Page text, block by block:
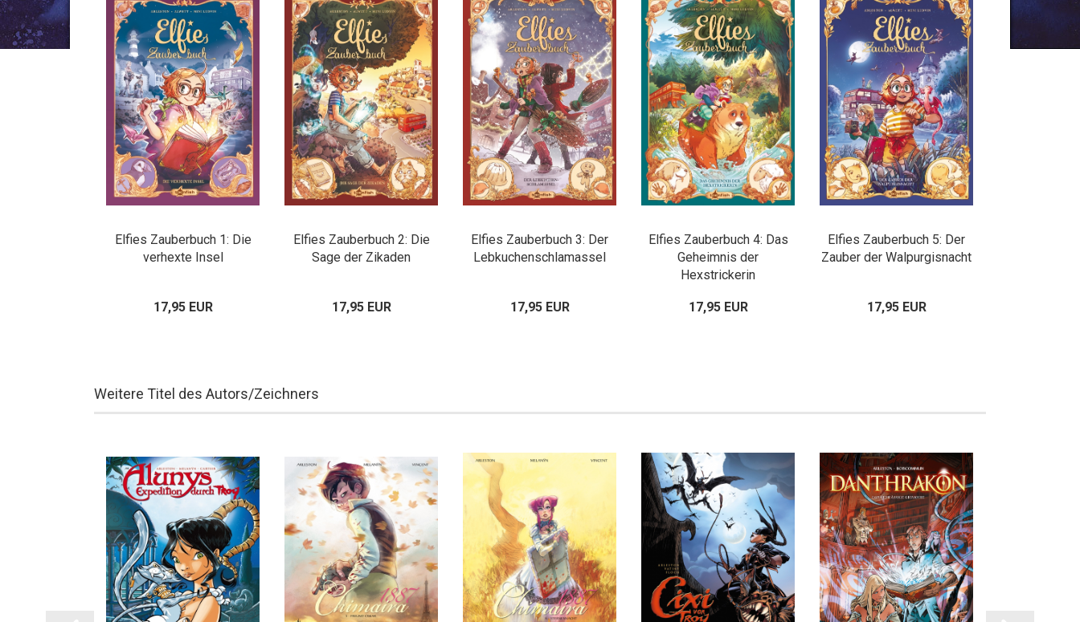
Elfies Zauberbuch 1: Die
verhexte Insel
17,95 EUR
Elfies Zauberbuch 2: Die
Sage der Zikaden
17,95 EUR
Elfies Zauberbuch 3: Der
Lebkuchenschlamassel
17,95 EUR
Elfies Zauberbuch 4: Das
Geheimnis der
Hexstrickerin
17,95 EUR
Elfies Zauberbuch 5: Der
Zauber der Walpurgisnacht
17,95 EUR
Weitere Titel des Autors/Zeichners